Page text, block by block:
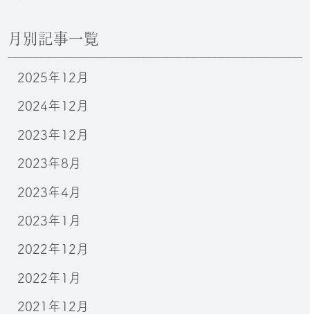
月別記事一覧
2025年12月
2024年12月
2023年12月
2023年8月
2023年4月
2023年1月
2022年12月
2022年1月
2021年12月